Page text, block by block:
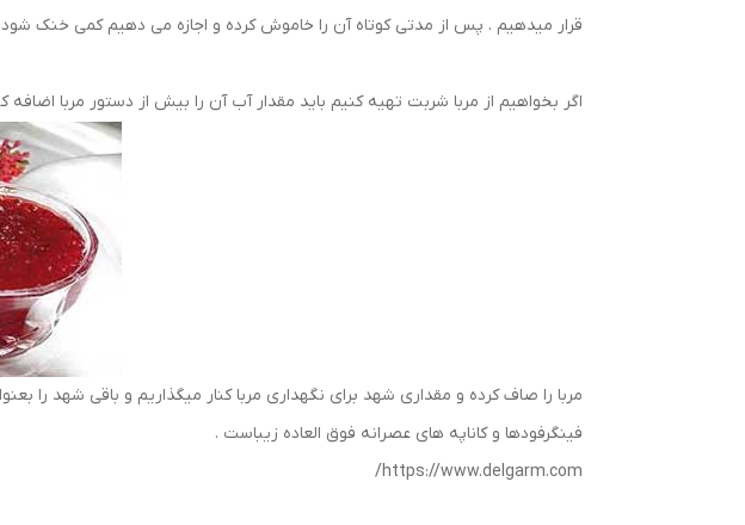
قرار میدهیم . پس از مدتی کوتاه آن را خاموش کرده و اجازه می دهیم کمی خنک
اگر بخواهیم از مربا شربت تهیه کنیم باید مقدار آب آن را بیش از دستور مربا اضافه
مربا را صاف کرده و مقداری شهد برای نگهداری مربا کنار میگذاریم و باقی شهد
فینگرفودها و کاناپه های عصرانه فوق العاده زیباست .
https://www.delgarm.com/